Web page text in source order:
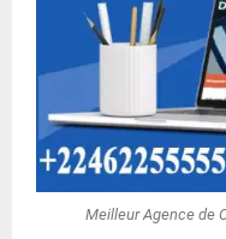
Meilleur Agence de